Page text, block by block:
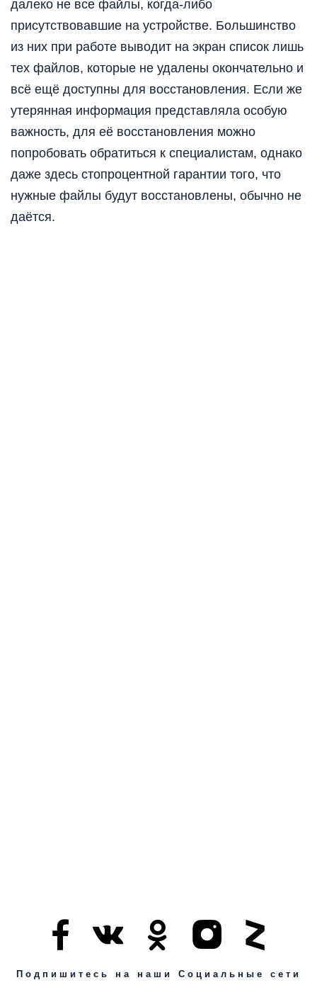
далеко не все файлы, когда-либо
присутствовавшие на устройстве. Большинство
из них при работе выводит на экран список лишь
тех файлов, которые не удалены окончательно и
всё ещё доступны для восстановления. Если же
утерянная информация представляла особую
важность, для её восстановления можно
попробовать обратиться к специалистам, однако
даже здесь стопроцентной гарантии того, что
нужные файлы будут восстановлены, обычно не
даётся.
Подпишитесь на наши Социальные сети